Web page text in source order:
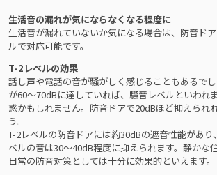
生活音の漏れが気にならなくなる程度に
生活音が漏れていないか気になる場合は、防音ド
ルで対応可能です。
T-2レベルの効果
話し声や電話の音が騒がしく感じることもあるで
が60～70dBに達していれば、騒音レベルといわれ
惑かもしれません。防音ドアで20dBほど抑えられ
う。
T-2レベルの防音ドアには約30dBの遮音性能があ
ベルの音は30～40dB程度に抑えられます。静かな
日常の防音対策としては十分に効果的といえます。